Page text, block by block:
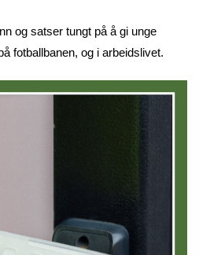
og satser tungt på å gi unge
fotballbanen, og i arbeidslivet.